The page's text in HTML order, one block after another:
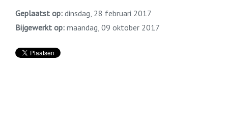
Geplaatst op: dinsdag, 28 februari 2017
Bijgewerkt op: maandag, 09 oktober 2017